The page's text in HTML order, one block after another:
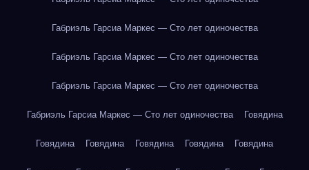
Габриэль Гарсиа Маркес — Сто лет одиночества
Габриэль Гарсиа Маркес — Сто лет одиночества
Габриэль Гарсиа Маркес — Сто лет одиночества
Габриэль Гарсиа Маркес — Сто лет одиночества Говядина
Говядина Говядина Говядина Говядина Говядина